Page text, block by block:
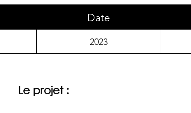
Date
2023
Le projet :